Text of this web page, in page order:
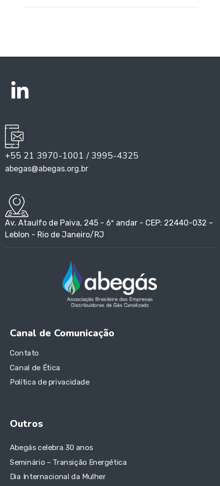
+55 21 3970-1001 / 3995-4325
abegas@abegas.org.br
Av. Ataulfo de Paiva, 245 - 6º andar - CEP: 22440-032 –
Leblon - Rio de Janeiro/RJ
Canal de Comunicação
Contato
Canal de Ética
Política de privacidade
Outros
Abegás celebra 30 anos
Seminário – Transição Energética
Dia Internacional da Mulher